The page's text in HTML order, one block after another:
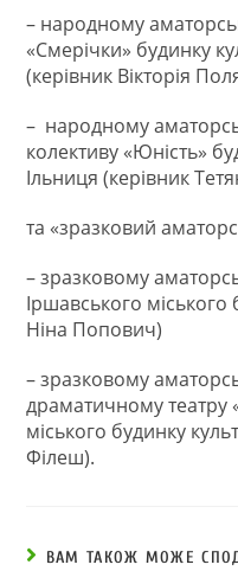
– народному
«Смерічки» будинку
(керівник Вікторія
– народному
колективу «Юність»
Ільниця (керівник
та «зразковий
– зразковому
Іршавського міського
Ніна Попович)
– зразковому
драматичному театру
міського будинку
Філеш).
ВАМ ТАКОЖ МОЖЕ